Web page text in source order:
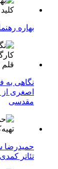
بهاره
نگاهی به
اصغری از
مقدسی
حمیدرضا
تئاتر